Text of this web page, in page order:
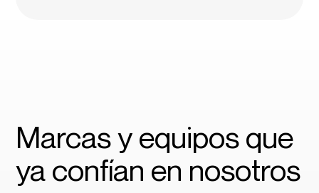
Marcas y equipos que
ya confían en nosotros